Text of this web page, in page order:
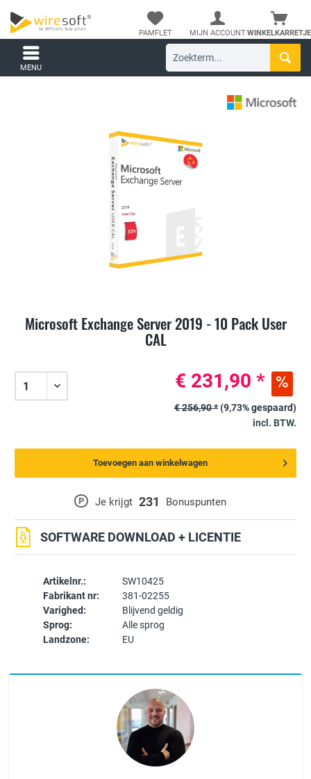
WINKELKARRETJE
PAMFLET MIJN ACCOUNT
MENU
Microsoft Exchange Server 2019 - 10 Pack User
CAL
Artikelnr.:
SW10425
Fabrikant nr:
381-02255
Varighed:
Blijvend geldig
Sprog:
Alle sprog
Landzone:
EU
P Je krijgt 231 Bonuspunten
SOFTWARE DOWNLOAD + LICENTIE
€ 231,90 *
€ 256,90 *(9,73% gespaard)
incl. BTW.
Toevoegen aan winkelwagen